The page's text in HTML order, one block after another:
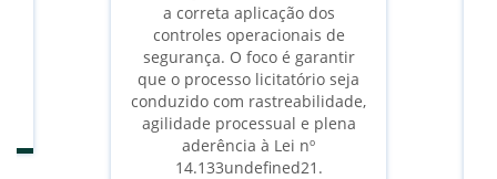
a correta aplicação dos
controles operacionais de
segurança. O foco é garantir
que o processo licitatório seja
conduzido com rastreabilidade,
agilidade processual e plena
aderência à Lei nº
14.133undefined21.